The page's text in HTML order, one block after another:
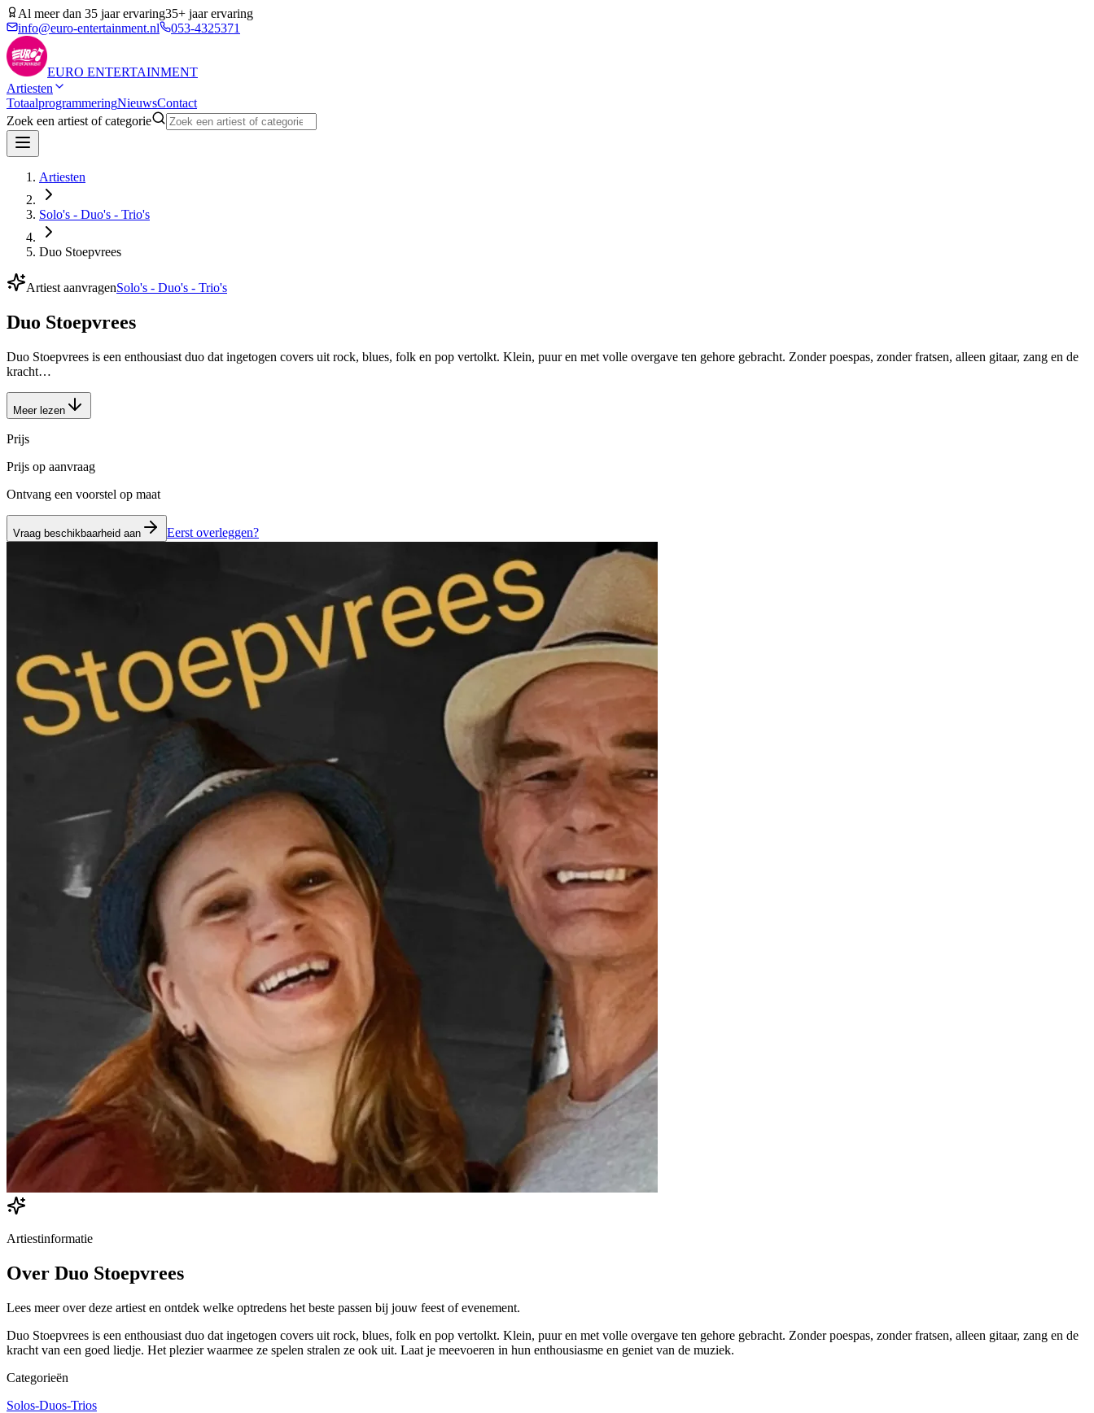
Al meer dan 35 jaar ervaring35+ jaar ervaring
info@euro-entertainment.nl
053-4325371
EURO ENTERTAINMENT
Artiesten
TotaalprogrammeringNieuwsContact
Zoek een artiest of categorie
Artiesten
Solo's - Duo's - Trio's
Duo Stoepvrees
Artiest aanvragenSolo's - Duo's - Trio's
Duo Stoepvrees
Duo Stoepvrees is een enthousiast duo dat ingetogen covers uit rock, blues, folk en pop vertolkt. Klein, puur en met volle overgave ten gehore gebracht. Zonder poespas, zonder fratsen, alleen gitaar, zang en de
kracht…
Meer lezen
Prijs
Prijs op aanvraag
Ontvang een voorstel op maat
Vraag beschikbaarheid aan Eerst overleggen?
Artiestinformatie
Over Duo Stoepvrees
Lees meer over deze artiest en ontdek welke optredens het beste passen bij jouw feest of evenement.
Duo Stoepvrees is een enthousiast duo dat ingetogen covers uit rock, blues, folk en pop vertolkt. Klein, puur en met volle overgave ten gehore gebracht. Zonder poespas, zonder fratsen, alleen gitaar, zang en de
kracht van een goed liedje. Het plezier waarmee ze spelen stralen ze ook uit. Laat je meevoeren in hun enthousiasme en geniet van de muziek.
Categorieën
Solos-Duos-Trios